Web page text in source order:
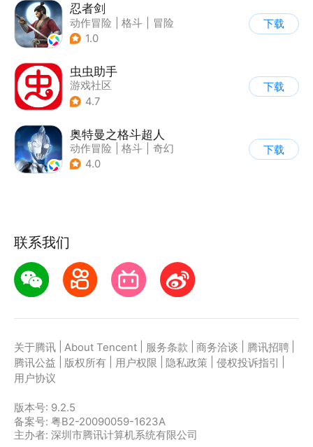
忍者剑
动作冒险 格斗
冒险
| 动漫
1.0
下载
虫虫助手
游戏社区
4.7
下载
奥特曼之格斗超人
动作冒险 格斗
奇幻
| 奥特曼
4.0
下载
联系我们
关于腾讯 About Tencent 服务条款 商务洽谈 腾讯招聘
腾讯公益
版权所有 用户权限 隐私政策 侵权投诉指引
用户协议
版本号: 9.2.5
备案号: 粤B2-20090059-1623A
主办者: 深圳市腾讯计算机系统有限公司